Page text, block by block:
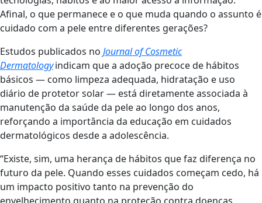
Afinal, o que permanece e o que muda quando o assunto é
cuidado com a pele entre diferentes gerações?
Estudos publicados no Journal of Cosmetic
Dermatologyindicam que a adoção precoce de hábitos
básicos — como limpeza adequada, hidratação e uso
diário de protetor solar — está diretamente associada à
manutenção da saúde da pele ao longo dos anos,
reforçando a importância da educação em cuidados
dermatológicos desde a adolescência.
“Existe, sim, uma herança de hábitos que faz diferença no
futuro da pele. Quando esses cuidados começam cedo, há
um impacto positivo tanto na prevenção do